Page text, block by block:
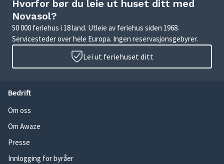
Hvorfor bør du leie ut huset ditt med
Novasol?
50 000 feriehus i 18 land. Utleie av feriehus siden 1968.
Servicesteder over hele Europa. Ingen reservasjonsgebyrer.
Lei ut feriehuset ditt
Bedrift
Om oss
Om Awaze
Presse
Innlogging for byråer